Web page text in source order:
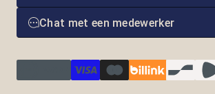
Chat met een medewerker